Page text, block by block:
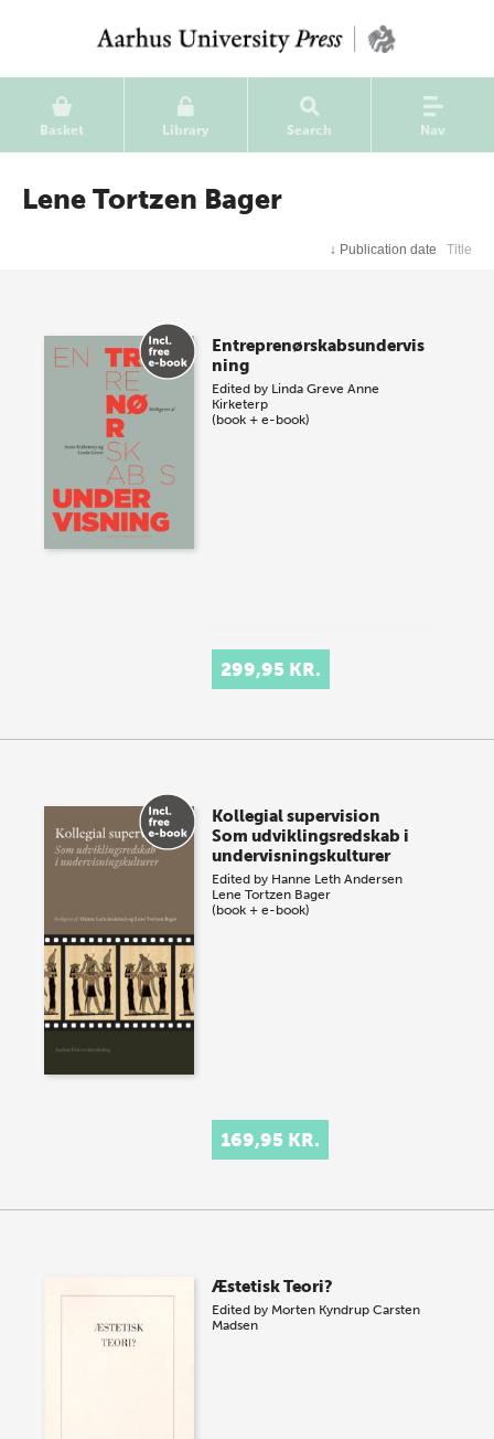
Basket Library Search Nav
Lene Tortzen Bager
↓ Publication date Title
Entreprenørskabsundervis
ning
Edited by Linda Greve Anne
Kirketerp
(book + e-book)
299,95 KR.
Kollegial supervision
Som udviklingsredskab i
undervisningskulturer
Edited by Hanne Leth Andersen
Lene Tortzen Bager
(book + e-book)
169,95 KR.
Æstetisk Teori?
Edited by Morten Kyndrup Carsten
Madsen